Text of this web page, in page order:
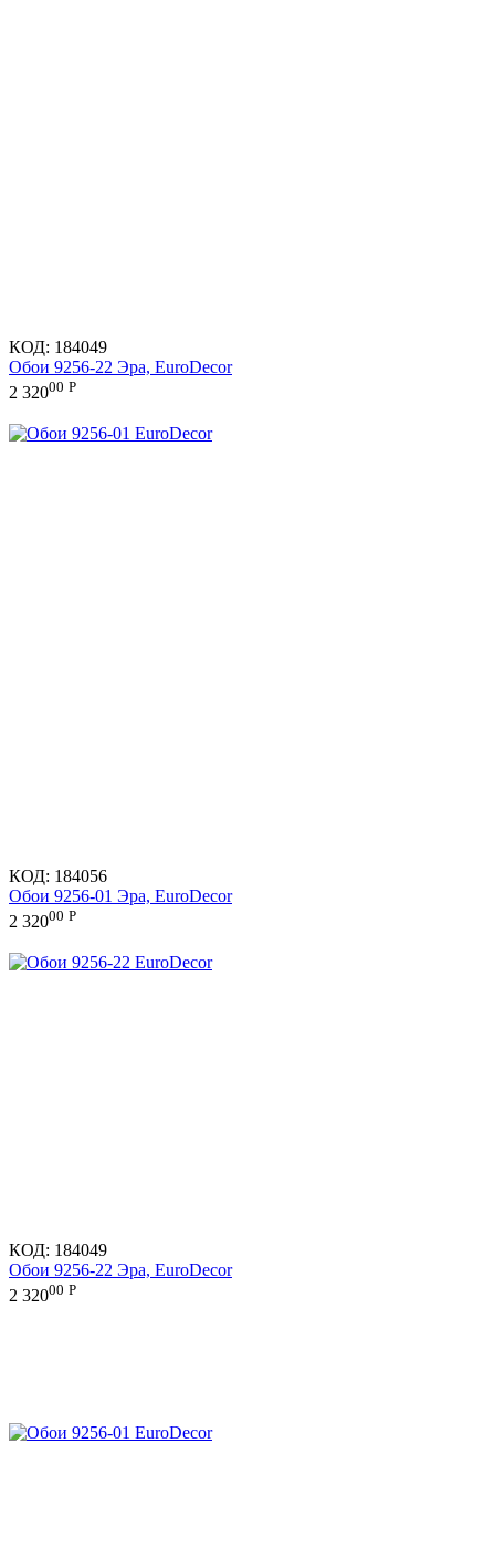
КОД: 184049
Обои 9256-22 Эра, EuroDecor
2 32000 Р
КОД: 184056
Обои 9256-01 Эра, EuroDecor
2 32000 Р
КОД: 184049
Обои 9256-22 Эра, EuroDecor
2 32000 Р